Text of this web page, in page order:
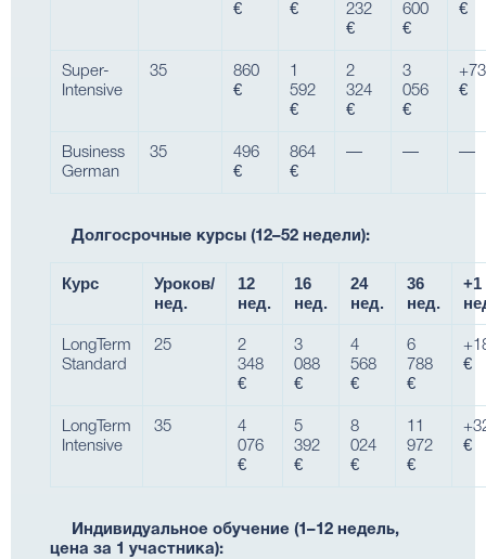
€ €
232
€
600
€
€
Super-
Intensive
35
860
€
1
592
€
2
324
€
3
056
€
€
Business
German
35
496
€
864
€
— — —
Долгосрочные курсы (12–52 недели):
Курс
Уроков/
нед.
12
нед.
16
нед.
24
нед.
36
нед.
+1
LongTerm
Standard
25
2
348
€
3
088
€
4
568
€
6
788
€
€
LongTerm
Intensive
35
4
076
€
5
392
€
8
024
€
11
972
€
€
Индивидуальное обучение (1–12 недель,
цена за 1 участника):